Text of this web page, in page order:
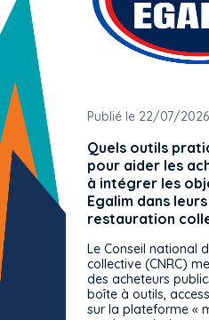
Publié le 22/07/2026
Quels outils
pour aider les
à intégrer les
Egalim dans
restauration
Le Conseil national
collective (CNRC)
des acheteurs
boîte à outils,
sur la plateforme «